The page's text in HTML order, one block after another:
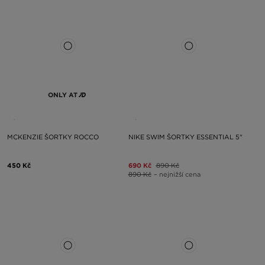
ONLY AT
MCKENZIE ŠORTKY ROCCO
450 Kč
NIKE SWIM ŠORTKY ESSENTIAL 5"
690 Kč 890 Kč
890 Kč – nejnižší cena